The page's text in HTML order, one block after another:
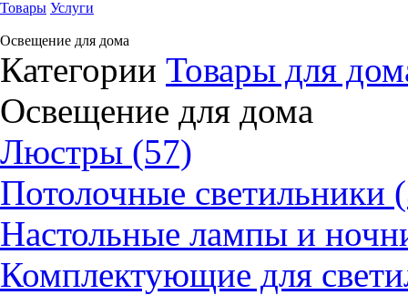
Товары Услуги
Освещение для дома
Категории Товары для
Освещение для дома
Люстры (57)
Потолочные светильники
Настольные лампы и
Комплектующие для